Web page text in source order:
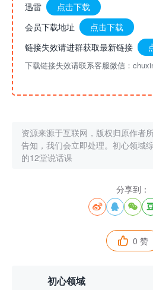
迅雷
点击下载
会员下载地址
点击下载
链接失效请进群获取最新链接
下载链接失效请联系客服微信：
资源来源于互联网，版权归原作者
告知，我们会立即处理。 初心领域
的12堂说话课
分享到：
  
 0 赞
初心领域